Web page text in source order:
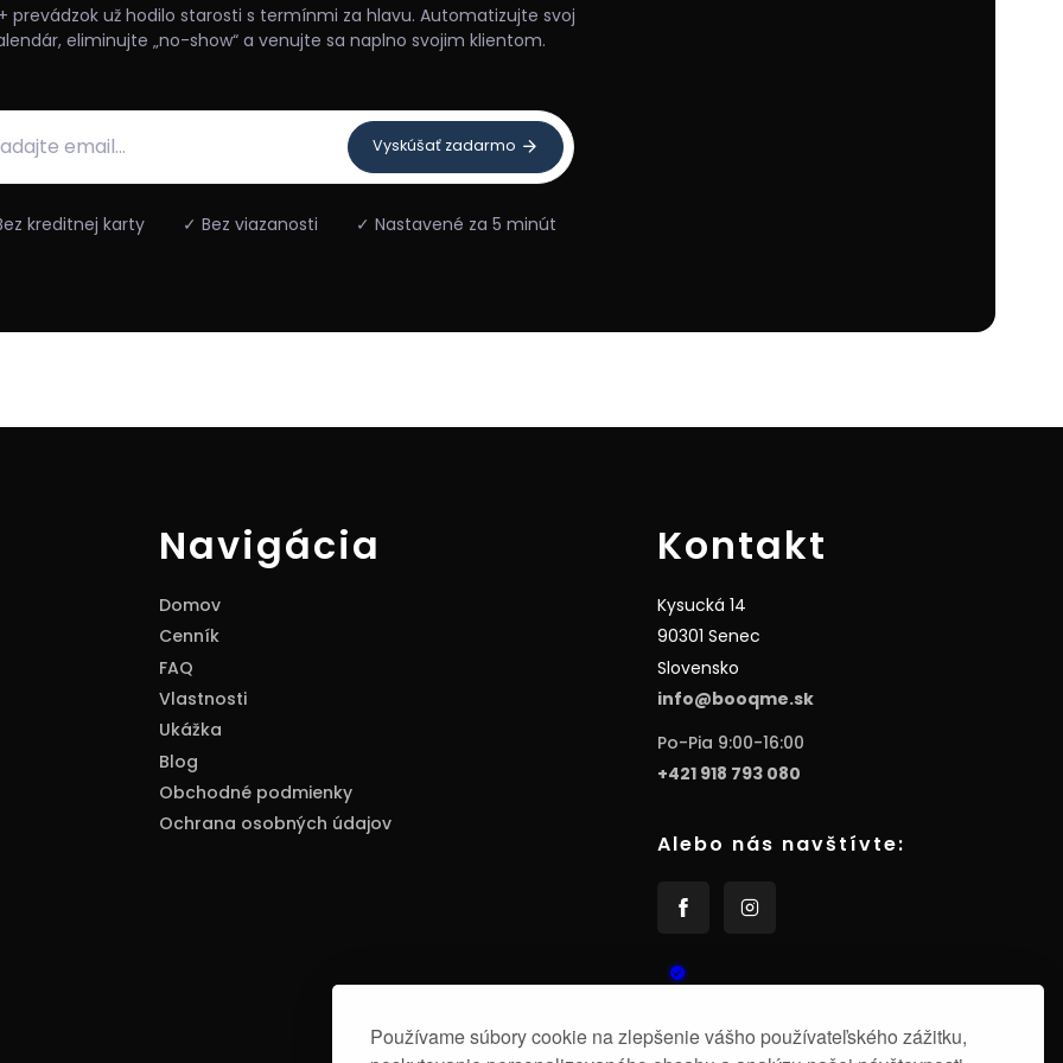
Používame súbory cookie na zlepšenie vášho používateľského zážitku,
prevádzok už hodilo starosti s termínmi za hlavu. Automatizujte svoj
eliminujte „no-show“ a venujte sa naplno svojim klientom.
Vyskúšať zadarmo
kreditnej karty ✓ Bez viazanosti ✓ Nastavené za 5 minút
Navigácia
Domov
Cenník
FAQ
Vlastnosti
Ukážka
Blog
Obchodné podmienky
Ochrana osobných údajov
Kontakt
Kysucká 14
90301 Senec
Slovensko
info@booqme.sk
Po-Pia 9:00-16:00
+421 918 793 080
Alebo nás navštívte: